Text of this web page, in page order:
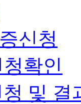
신청
확인
및 결